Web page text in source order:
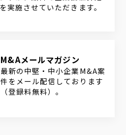
を実施させていただきます。
M&Aメールマガジン
最新の中堅・中小企業M&A案
件をメール配信しております
（登録料無料）。